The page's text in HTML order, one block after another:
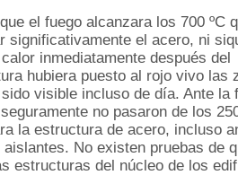
el fuego alcanzara los 700 ºC
significativamente el acero, ni
inmediatamente después del
hubiera puesto al rojo vivo las
visible incluso de día. Ante la
no pasaron de los
la estructura de acero, incluso
No existen pruebas de
estructuras del núcleo de los